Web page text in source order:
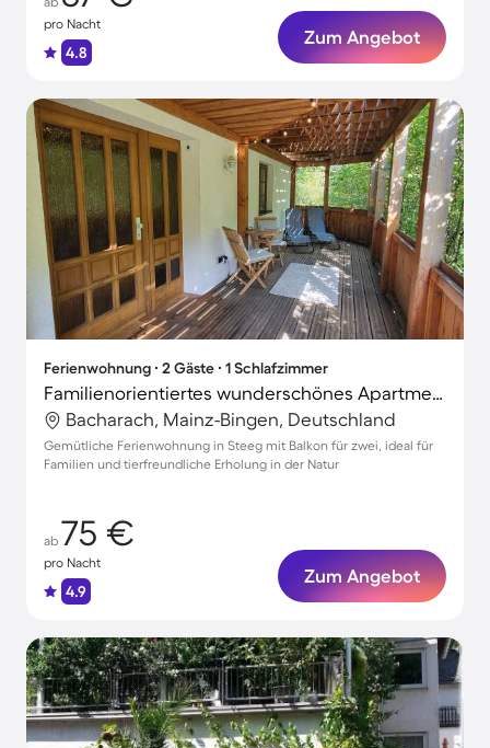
pro Nacht
4.8
Zum Angebot
Ferienwohnung ∙ 2 Gäste ∙ 1 Schlafzimmer
Familienorientiertes wunderschönes Apartment mit Grill | Naturblick | Ideal für Homeoffice | Hunde erlaubt
Bacharach, Mainz-Bingen, Deutschland
Gemütliche Ferienwohnung in Steeg mit Balkon für zwei, ideal für
Familien und tierfreundliche Erholung in der Natur
ab 75 €
pro Nacht
4.9
Zum Angebot